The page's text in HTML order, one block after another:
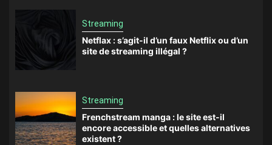
Streaming
Netflax : s’agit-il d’un faux Netflix ou d’un
site de streaming illégal ?
Streaming
Frenchstream manga : le site est-il
encore accessible et quelles alternatives
existent ?